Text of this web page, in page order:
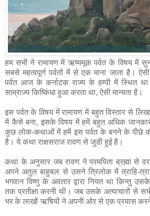
हम सभी ने रामायण में ऋष्यमूक पर्वत के विषय में
सबसे महत्वपूर्ण पर्वतों में से एक माना जाता है।
पर्वत आज के कर्नाटक राज्य के हम्पी में स्थित
साम्राज्य किष्किंधा हुआ करता था, ऐसी मान्यता है।
इस पर्वत के विषय में रामायण में बहुत विस्तार से
में कैसे बना, इसके विषय में हमें बहुत अधिक
कुछ लोक-कथाओं में हमें इस पर्वत के बनने के पीछे
है। ये कथा राक्षसराज रावण से जुडी हुई है।
कथा के अनुसार जब रावण ने परमपिता ब्रह्मा से
अपने अतुल बाहुबल से उसने त्रिलोक में त्राहि-
भगवान विष्णु के अवतार द्वारा नियत था किन्तु
तक प्रतीक्षा करनी थी। जब उसके अत्याचारों से
भर के लाखों ऋषियों ने अपनी ओर से एक प्रयास करने